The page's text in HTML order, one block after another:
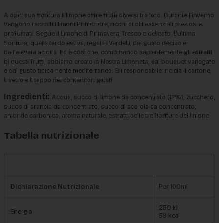
A ogni sua fioritura il limone offre frutti diversi tra loro. Durante l'inverno
vengono raccolti i limoni Primofiore, ricchi di olii essenziali preziosi e
profumati. Segue il Limone di Primavera, fresco e delicato. L'ultima
fioritura, quella tardo estiva, regala i Verdelli, dal gusto deciso e
dall'elevata acidità. Ed è così che, combinando sapientemente gli estratti
di questi frutti, abbiamo creato la Nostra Limonata, dal bouquet variegato
e dal gusto tipicamente mediterraneo. Sii responsabile: ricicla il cartone,
il vetro e il tappo nei contenitori giusti.
Ingredienti: Acqua, succo di limone da concentrato (12%), zucchero,
succo di arancia da concentrato, succo di acerola da concentrato,
anidride carbonica, aroma naturale, estratti delle tre fioriture del limone
Tabella nutrizionale
Dichiarazione Nutrizionale Per 100ml
Energia
250 kJ
59 kcal